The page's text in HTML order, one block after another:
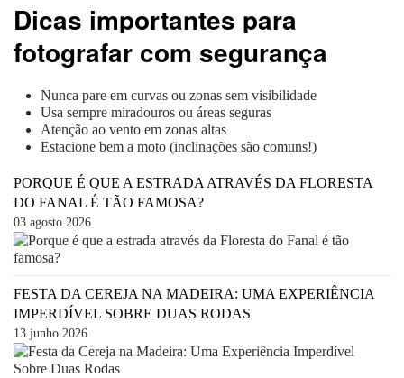
Dicas importantes para
fotografar com segurança
Nunca pare em curvas ou zonas sem visibilidade
Usa sempre miradouros ou áreas seguras
Atenção ao vento em zonas altas
Estacione bem a moto (inclinações são comuns!)
PORQUE É QUE A ESTRADA ATRAVÉS DA FLORESTA
DO FANAL É TÃO FAMOSA?
03 agosto 2026
FESTA DA CEREJA NA MADEIRA: UMA EXPERIÊNCIA
IMPERDÍVEL SOBRE DUAS RODAS
13 junho 2026